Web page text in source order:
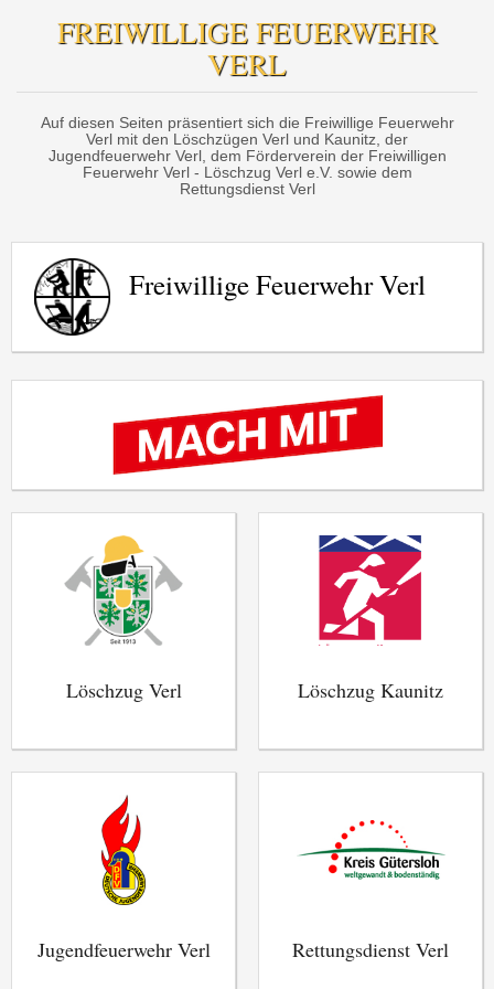
FREIWILLIGE FEUERWEHR
VERL
Auf diesen Seiten präsentiert sich die Freiwillige Feuerwehr
Verl mit den Löschzügen Verl und Kaunitz, der
Jugendfeuerwehr Verl, dem Förderverein der Freiwilligen
Feuerwehr Verl - Löschzug Verl e.V. sowie dem
Rettungsdienst Verl
Freiwillige Feuerwehr Verl
Löschzug Verl Löschzug Kaunitz
Jugendfeuerwehr Verl Rettungsdienst Verl